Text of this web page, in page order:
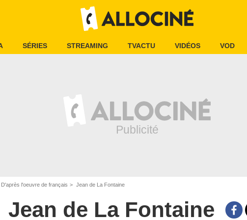
SÉRIES STREAMING TVACTU VIDÉOS VOD
D'après l'oeuvre de français Jean de La Fontaine
Jean de La Fontaine